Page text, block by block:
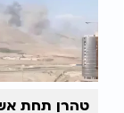
טהרן תחת